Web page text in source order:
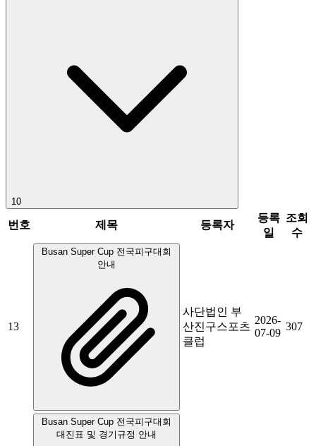
10
번호 제목 등록자
등록
일
조회
수
13
Busan Super Cup 전국피구대회
사단법인 부
산진구스포츠
클럽
2026-
07-09
307
Busan Super Cup 전국피구대회